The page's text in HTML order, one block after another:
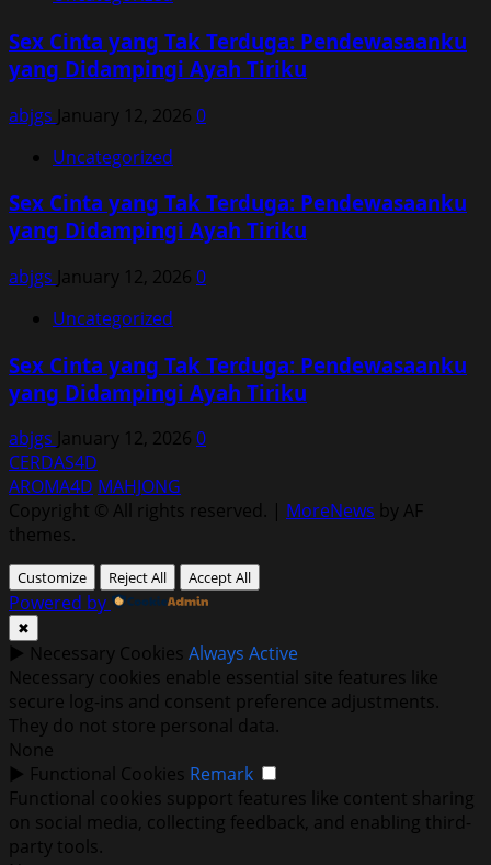
Sex Cinta yang Tak Terduga: Pendewasaanku
yang Didampingi Ayah Tiriku
abjgs January 12, 2026 0
Uncategorized
Sex Cinta yang Tak Terduga: Pendewasaanku
yang Didampingi Ayah Tiriku
abjgs January 12, 2026 0
Uncategorized
Sex Cinta yang Tak Terduga: Pendewasaanku
yang Didampingi Ayah Tiriku
abjgs January 12, 2026 0
CERDAS4D
AROMA4D MAHJONG
Copyright © All rights reserved. | MoreNews by AF
themes.
Customize Reject All Accept All
Powered by
✖
► Necessary Cookies Always Active
Necessary cookies enable essential site features like
secure log-ins and consent preference adjustments.
They do not store personal data.
None
► Functional Cookies Remark
Functional cookies support features like content sharing
on social media, collecting feedback, and enabling third-
party tools.